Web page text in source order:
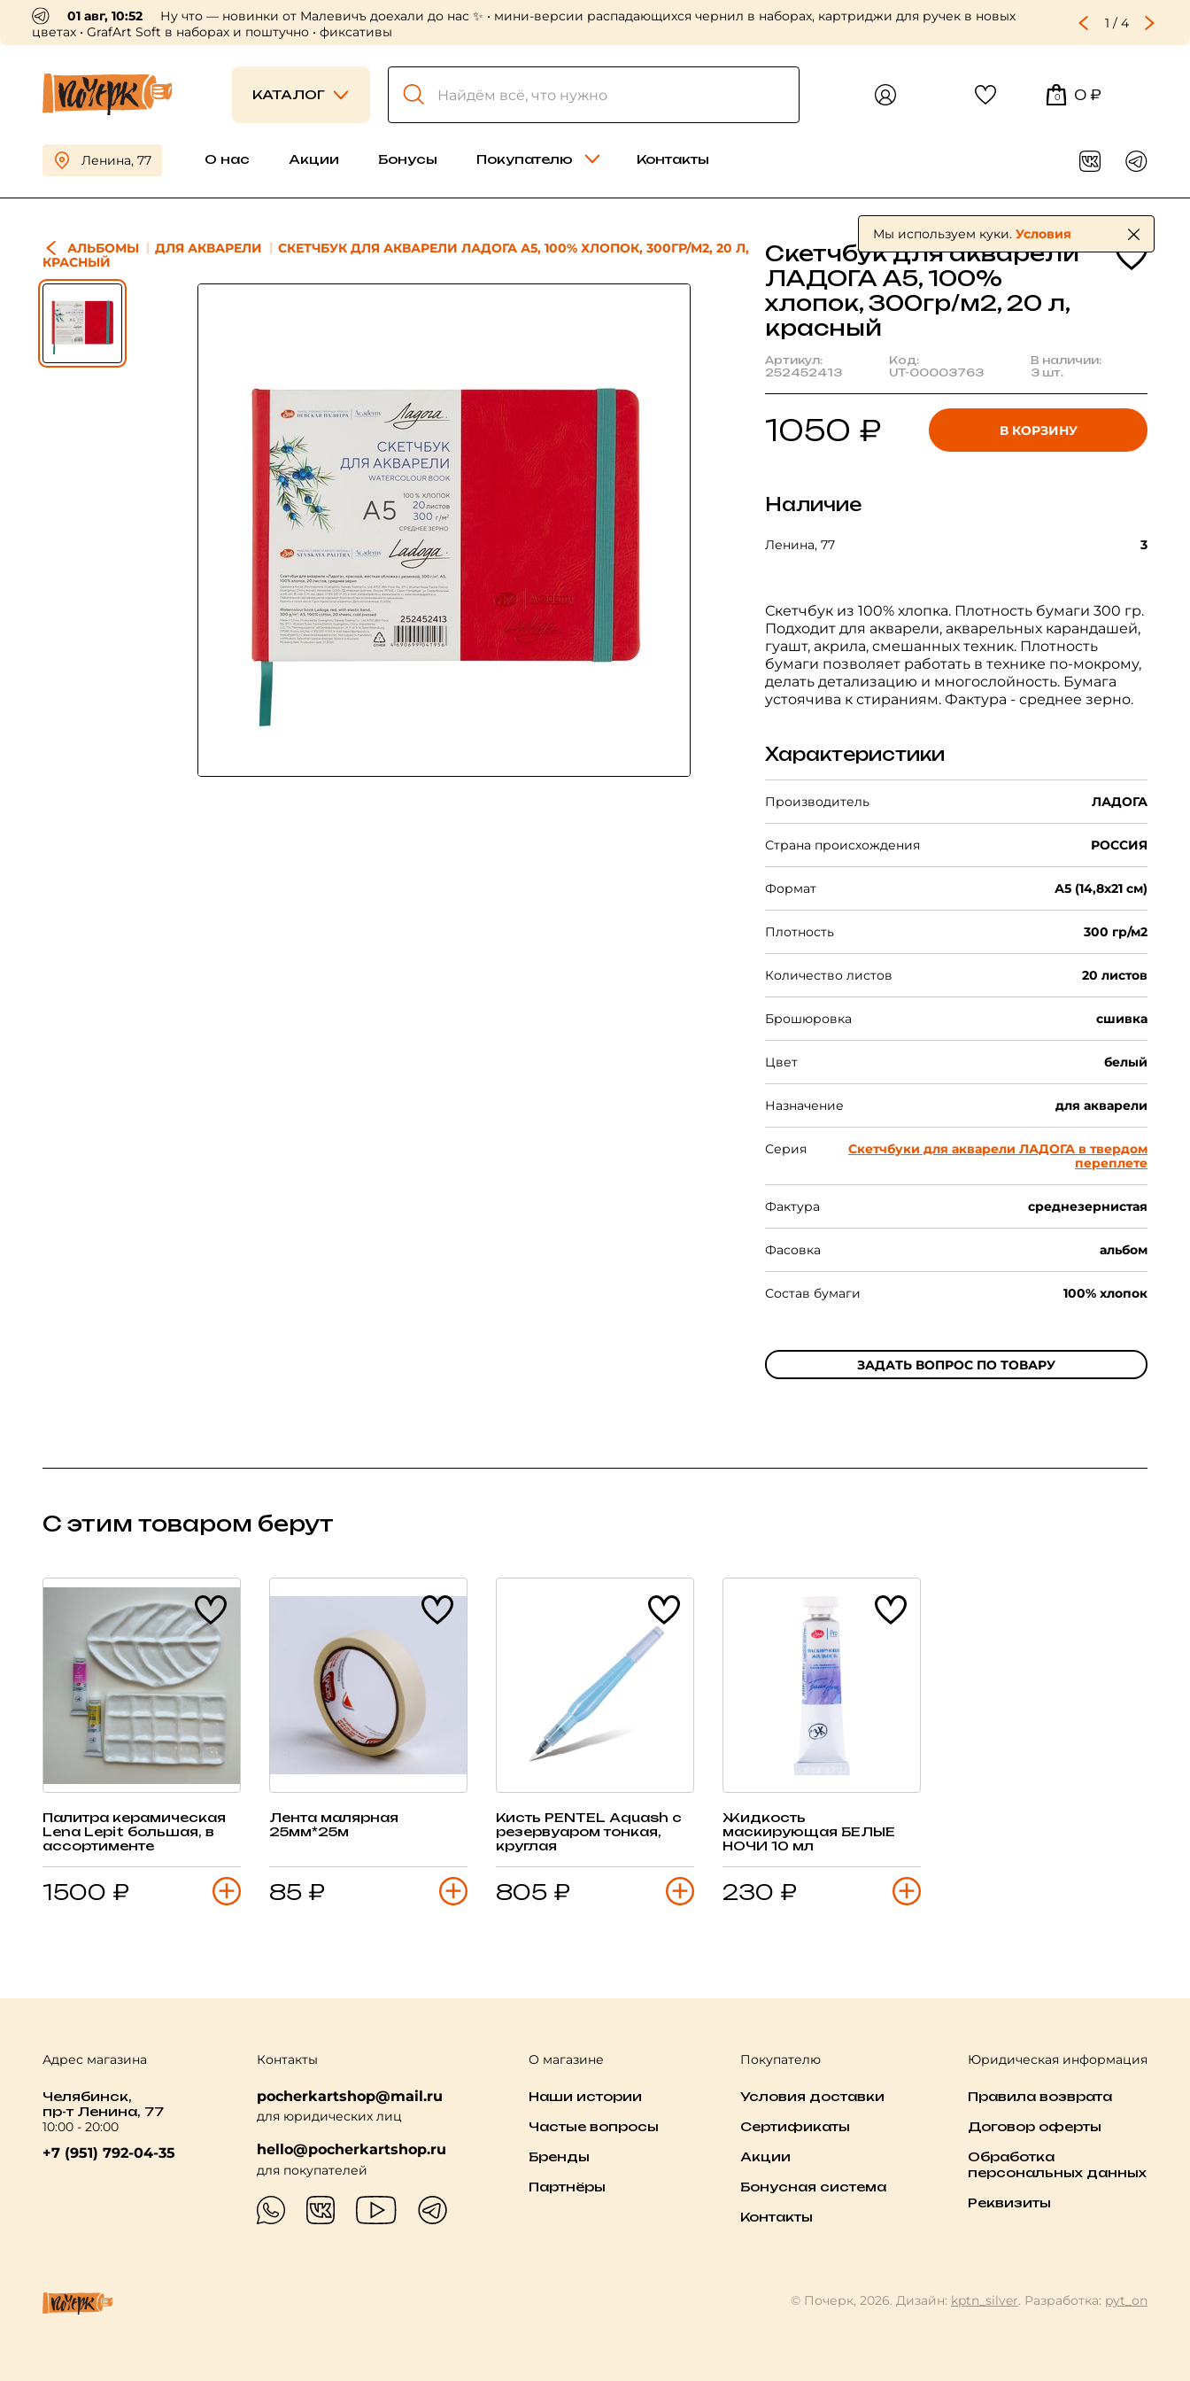
01 авг, 10:52
Ну что — новинки от Малевичъ доехали до нас ✨ • мини-версии распадающихся чернил в наборах, картриджи для ручек в новых
цветах • GrafArt Soft в наборах и поштучно • фиксативы
2 /4
КАТАЛОГ 0 0 ₽
Ленина, 77 О нас Акции Бонусы Покупателю Контакты
АЛЬБОМЫ ДЛЯ АКВАРЕЛИ
СКЕТЧБУК ДЛЯ АКВАРЕЛИ ЛАДОГА А5, 100% ХЛОПОК, 300ГР/М2, 20 Л,
КРАСНЫЙ
Скетчбук для акварели
ЛАДОГА А5, 100%
хлопок, 300гр/м2, 20 л,
красный
Артикул:
252452413
Код:
UT-00003763
В наличии:
3 шт.
1050 ₽ В КОРЗИНУ
Наличие
Ленина, 77 3
Скетчбук из 100% хлопка. Плотность бумаги 300 гр.
Подходит для акварели, акварельных карандашей,
гуашт, акрила, смешанных техник. Плотность
бумаги позволяет работать в технике по-мокрому,
делать детализацию и многослойность. Бумага
устоячива к стираниям. Фактура - среднее зерно.
Характеристики
Производитель ЛАДОГА
Страна происхождения РОССИЯ
Формат А5 (14,8х21 см)
Плотность 300 гр/м2
Количество листов 20 листов
Брошюровка сшивка
Цвет белый
Назначение для акварели
Серия
Скетчбуки для акварели ЛАДОГА в твердом
переплете
Фактура среднезернистая
Фасовка альбом
Состав бумаги 100% хлопок
ЗАДАТЬ ВОПРОС ПО ТОВАРУ
С этим товаром берут
Палитра керамическая
Lena Lepit большая, в
ассортименте
1500 ₽
Лента малярная
25мм*25м
85 ₽
Кисть PENTEL Aquash с
резервуаром тонкая,
круглая
805 ₽
Жидкость
маскирующая БЕЛЫЕ
НОЧИ 10 мл
230 ₽
Адрес магазина
Челябинск,
пр-т Ленина, 77
10:00 - 20:00
+7 (951) 792-04-35
Контакты
pocherkartshop@mail.ru
для юридических лиц
hello@pocherkartshop.ru
для покупателей
О магазине
Наши истории
Частые вопросы
Бренды
Партнёры
Покупателю
Условия доставки
Сертификаты
Акции
Бонусная система
Контакты
Юридическая информация
Правила возврата
Договор оферты
Обработка
персональных данных
Реквизиты
© Почерк, 2026. Дизайн: kptn_silver. Разработка: pyt_on
Мы используем куки. Условия